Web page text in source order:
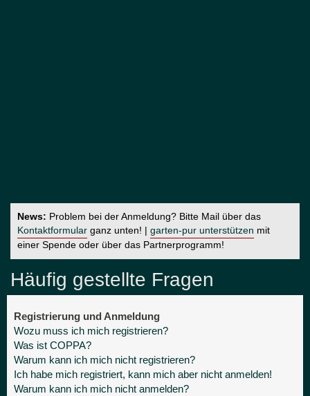
News: Problem bei der Anmeldung? Bitte Mail über das
Kontaktformular ganz unten! | garten-pur unterstützen mit
einer Spende oder über das Partnerprogramm!
Häufig gestellte Fragen
Registrierung und Anmeldung
Wozu muss ich mich registrieren?
Was ist COPPA?
Warum kann ich mich nicht registrieren?
Ich habe mich registriert, kann mich aber nicht anmelden!
Warum kann ich mich nicht anmelden?